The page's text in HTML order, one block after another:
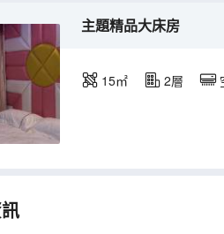
主題精品大床房
15㎡ 2層